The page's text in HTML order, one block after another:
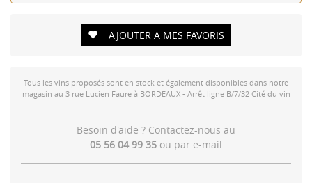
AJOUTER A MES FAVORIS
Tous les vins proposés sont en stock et également disponibles dans notre
magasin au 3 rue Lucien Faure à BORDEAUX - Arrêt ligne B/7/32 Cité du vin
Besoin d'aide ? Contactez-nous au
05 56 04 99 35 ou par e-mail